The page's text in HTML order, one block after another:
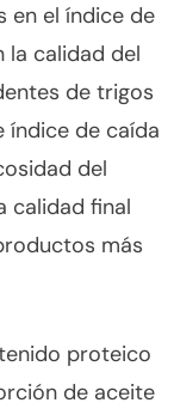
en el índice de
la calidad del
de trigos
índice de caída
del
calidad final
más
proteico
de aceite